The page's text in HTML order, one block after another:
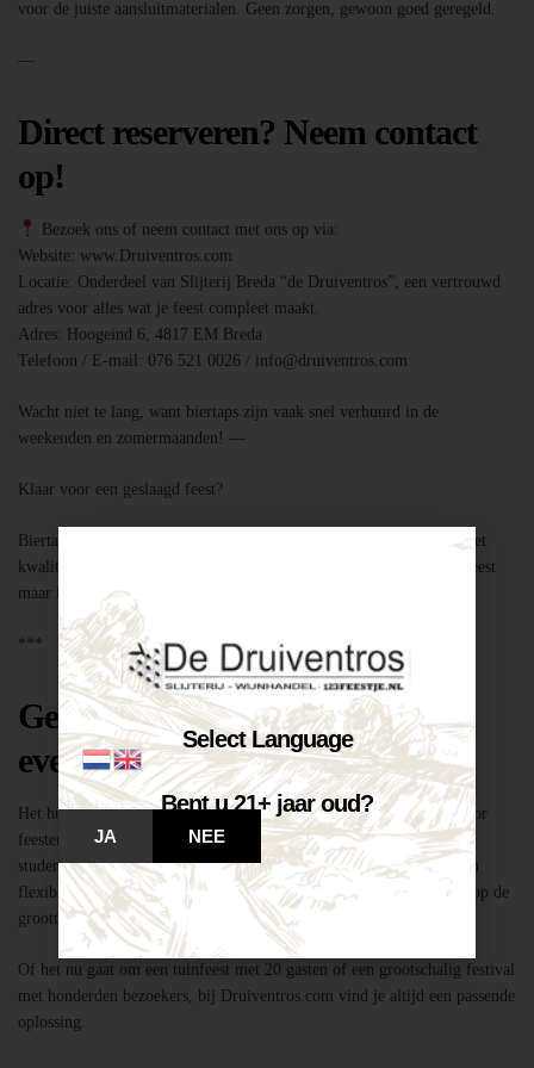
voor de juiste aansluitmaterialen. Geen zorgen, gewoon goed geregeld.
—
Direct reserveren? Neem contact
op!
Bezoek ons of neem contact met ons op via:
Website: www.Druiventros.com
Locatie: Onderdeel van Slijterij Breda “de Druiventros”, een vertrouwd
adres voor alles wat je feest compleet maakt.
Adres: Hoogeind 6, 4817 EM Breda
Telefoon / E-mail: 076 521 0026 / info@druiventros.com
Wacht niet te lang, want biertaps zijn vaak snel verhuurd in de
weekenden en zomermaanden! —
Klaar voor een geslaagd feest?
Biertap huren locatie Breda – snel geregeld via Druiventros.com, met
kwaliteit en service van Slijterij Breda “de Druiventros”. Laat het feest
maar komen!
***
Geschikt voor elk type feest of
evenement
Het huren van een biertap in locatie Breda is niet alleen geschikt voor
feesten thuis, maar ook voor bedrijfsevenementen, buurtfeesten,
studentenfeestjes en verenigingsactiviteiten. Dankzij de mobiliteit en
flexibiliteit van onze tapinstallaties kunnen we moeiteloos inspelen op de
grootte en aard van elk evenement.
Of het nu gaat om een tuinfeest met 20 gasten of een grootschalig festival
met honderden bezoekers, bij Druiventros.com vind je altijd een passende
oplossing.
Select Language
Bent u 21+ jaar oud?
JA NEE